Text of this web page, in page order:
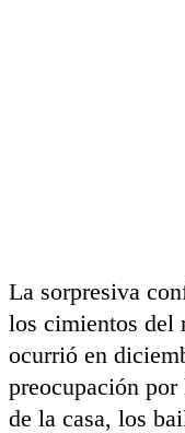
La sorpresiva
los cimientos del
ocurrió en
preocupación por
de la casa, los